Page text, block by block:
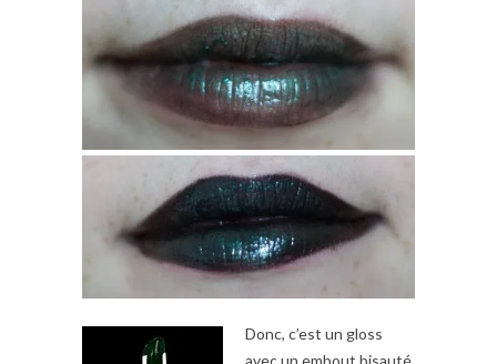
Donc, c’est un gloss
avec un embout bisauté